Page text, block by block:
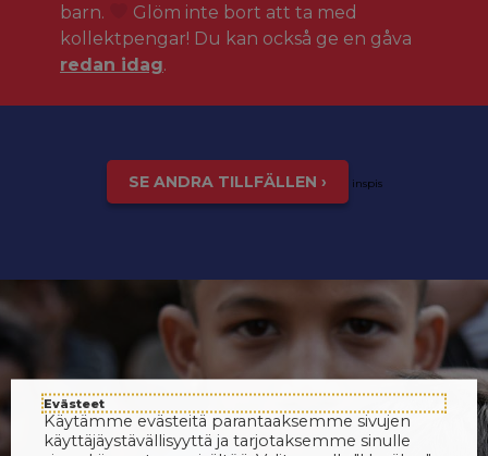
barn.
Glöm inte bort att ta med
kollektpengar! Du kan också ge en gåva
redan idag.
SE ANDRA TILLFÄLLEN › inspis
Evästeet
Käytämme evästeitä parantaaksemme sivujen
käyttäjäystävällisyyttä ja tarjotaksemme sinulle